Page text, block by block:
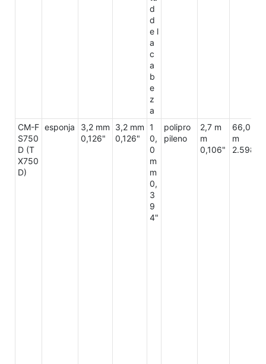
d
d
e l
a
c
a
b
e
z
a
CM-F
S750
D (T
X750
D)
esponja
3,2 mm
0,126"
3,2 mm
0,126"
1
0,
0
m
m
0,
3
9
4"
polipro
pileno
2,7 m
m
0,106"
66,0 m
m
2.598"